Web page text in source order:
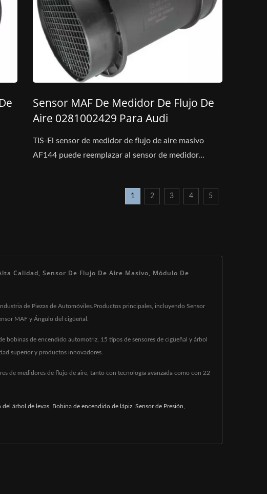
Sensor MAF De Medidor De Flujo De
Aire 0281002429 Para Audi
TIS-El sensor de medidor de flujo de aire masivo
AF144 puede reemplazar al sensor de medidor...
1 2 3 4 5
Calidad, Sensor De Flujo De Aire Masivo, Módulo De
de Piezas de Automóviles.Productos principales, incluyendo Sensor
MAF y Ángulo del cigüeñal.
bobinas de encendido automotriz, 15 tipos de sensores de cigüeñal y árbol
superior y productos innovadores.
de medidores de flujo de aire, tanto con tecnología avanzada como con 22
del árbol de levas, Bobina de encendido de lápiz, Sensor de Presión,